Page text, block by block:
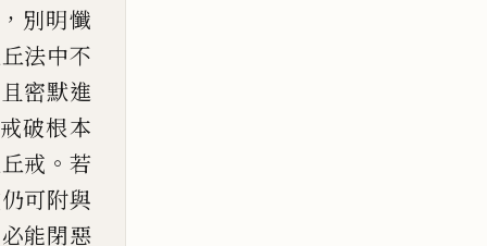
， 別明懺
法中不
且密默進
破根本
戒 。 若
可附與
必能閉惡